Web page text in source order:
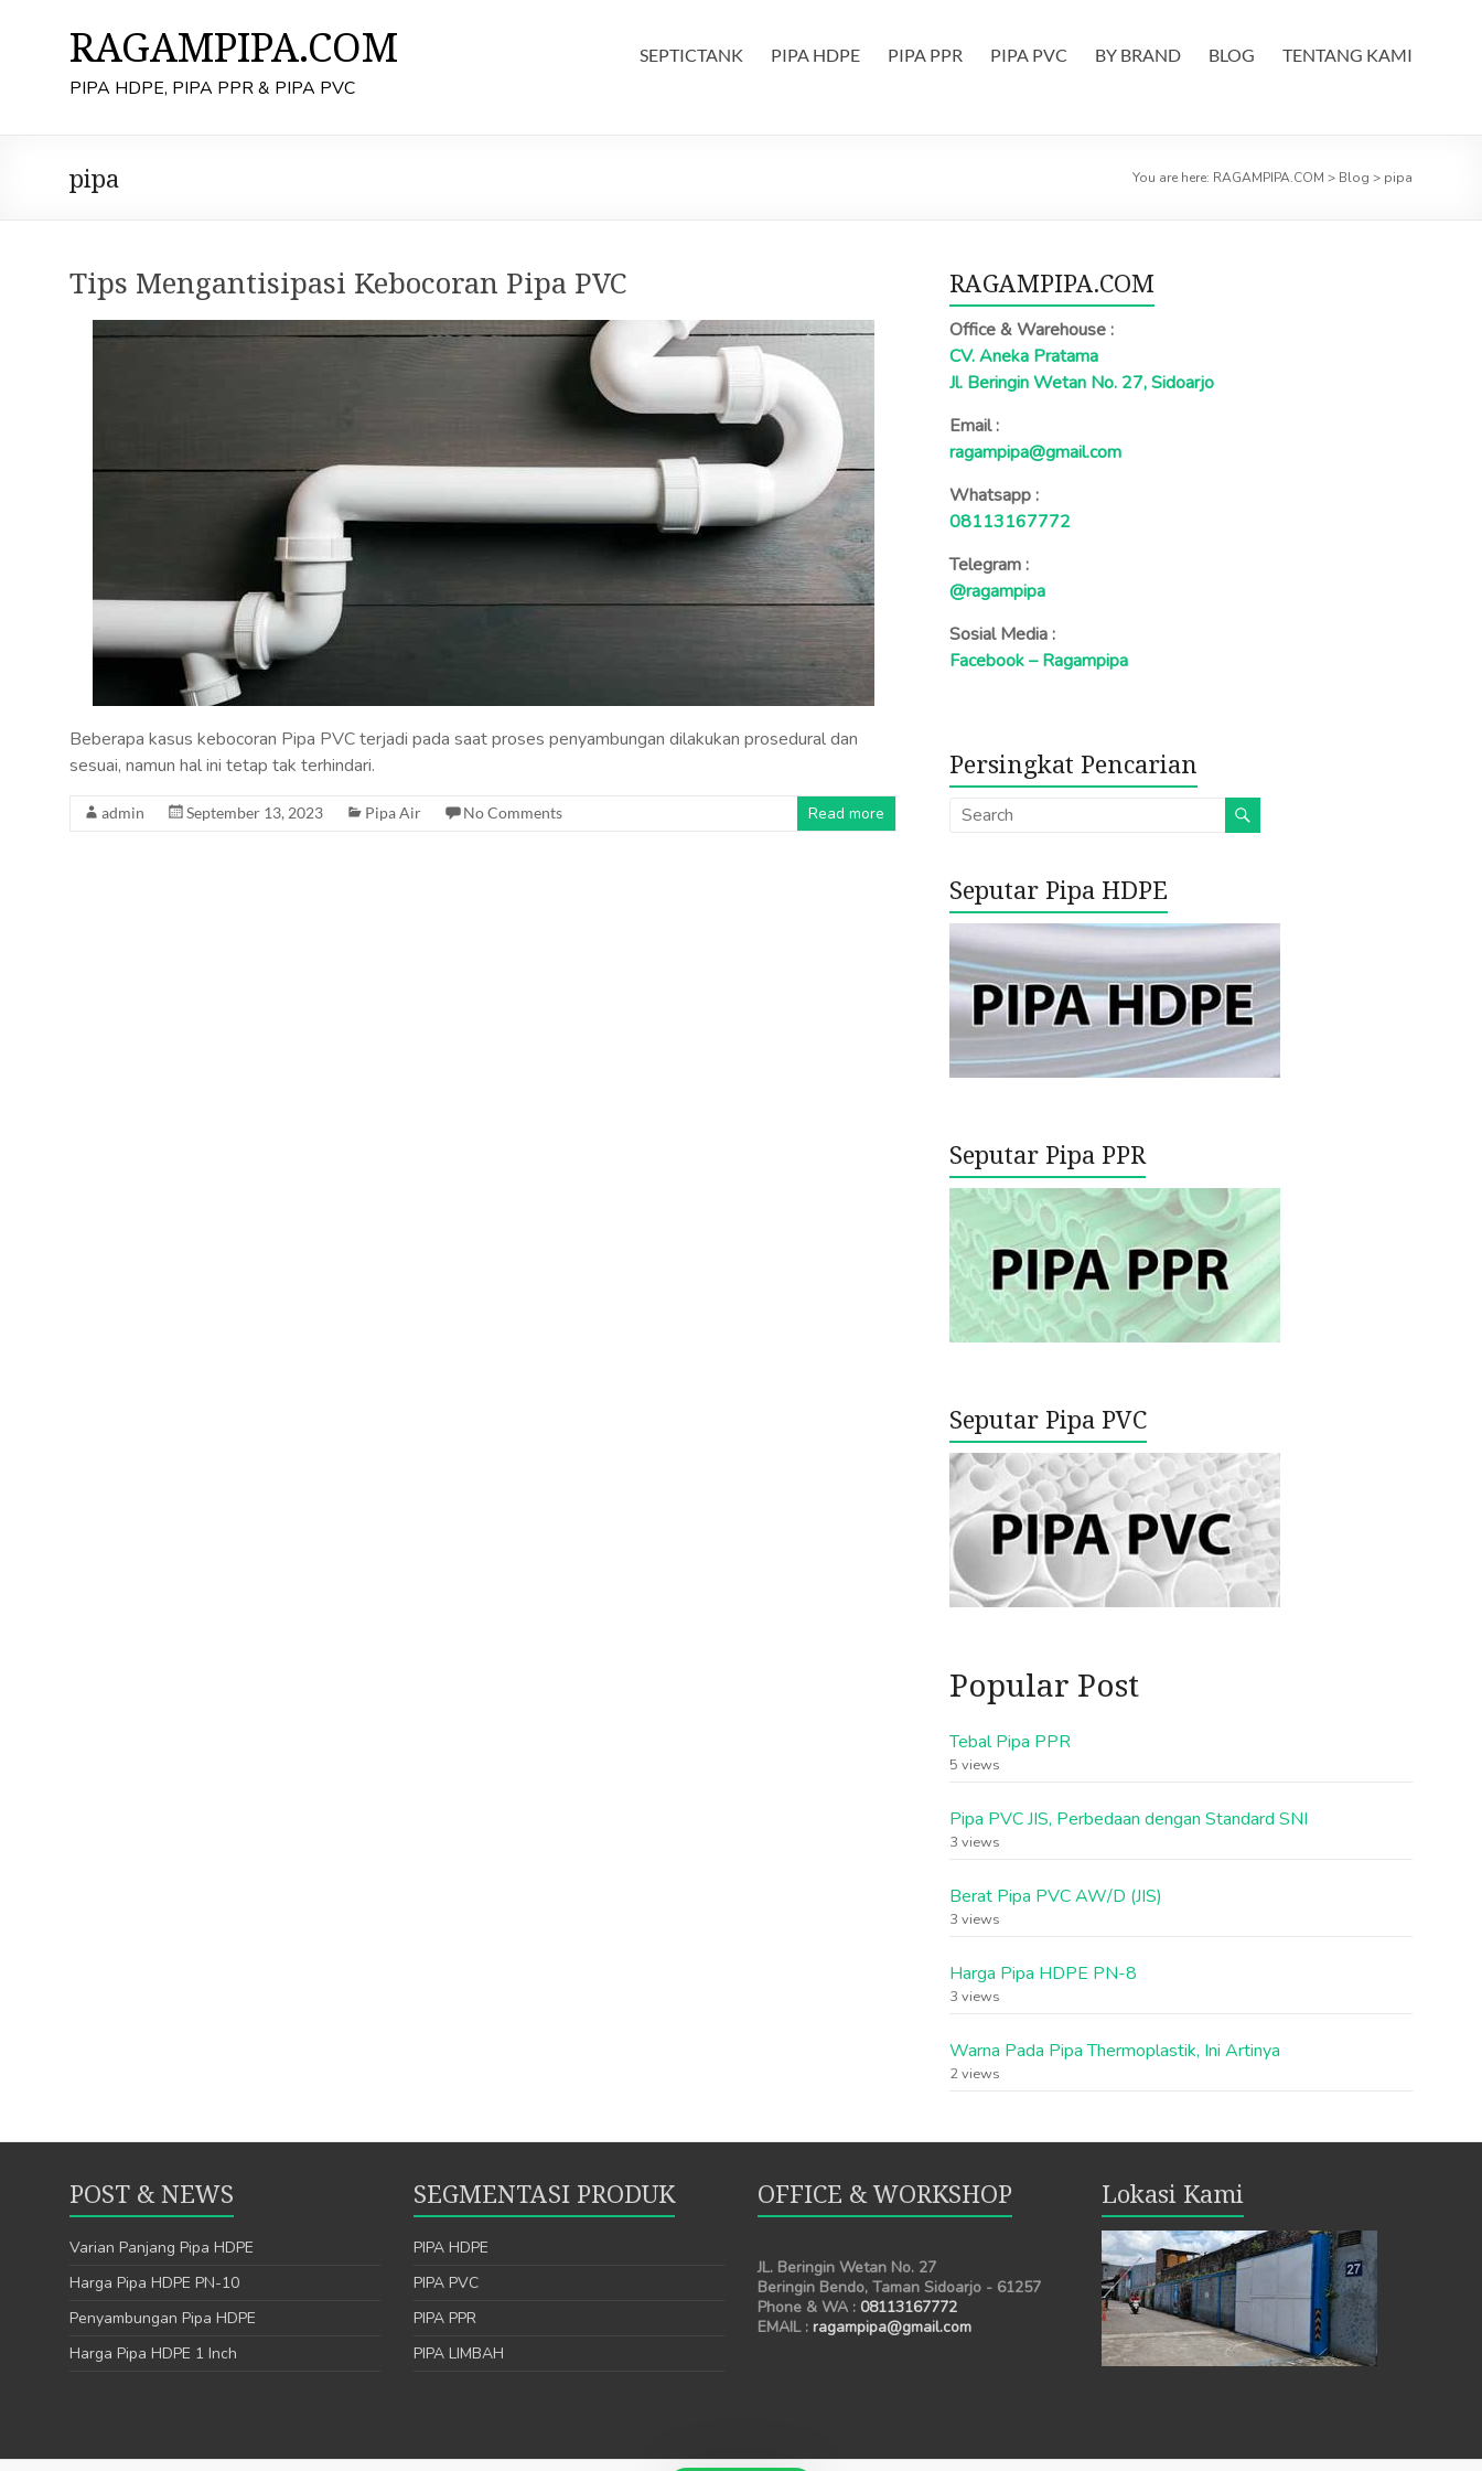
RAGAMPIPA.COM
PIPA HDPE, PIPA PPR & PIPA PVC
SEPTICTANK PIPA HDPE PIPA PPR PIPA PVC BY BRAND BLOG TENTANG KAMI
pipa You are here: RAGAMPIPA.COM > Blog > pipa
Tips Mengantisipasi Kebocoran Pipa PVC
Beberapa kasus kebocoran Pipa PVC terjadi pada saat proses penyambungan dilakukan prosedural dan
sesuai, namun hal ini tetap tak terhindari.
admin September 13, 2023 Pipa Air No Comments Read more
RAGAMPIPA.COM
Office & Warehouse :
CV. Aneka Pratama
Jl. Beringin Wetan No. 27, Sidoarjo
Email :
ragampipa@gmail.com
Whatsapp :
08113167772
Telegram :
@ragampipa
Sosial Media :
Facebook – Ragampipa
Persingkat Pencarian
Seputar Pipa HDPE
Seputar Pipa PPR
Seputar Pipa PVC
Popular Post
Tebal Pipa PPR
5 views
Pipa PVC JIS, Perbedaan dengan Standard SNI
3 views
Berat Pipa PVC AW/D (JIS)
3 views
Harga Pipa HDPE PN-8
3 views
Warna Pada Pipa Thermoplastik, Ini Artinya
2 views
POST & NEWS
Varian Panjang Pipa HDPE
Harga Pipa HDPE PN-10
Penyambungan Pipa HDPE
Harga Pipa HDPE 1 Inch
SEGMENTASI PRODUK
PIPA HDPE
PIPA PVC
PIPA PPR
PIPA LIMBAH
OFFICE & WORKSHOP
JL. Beringin Wetan No. 27
Beringin Bendo, Taman Sidoarjo - 61257
Phone & WA : 08113167772
EMAIL : ragampipa@gmail.com
Lokasi Kami